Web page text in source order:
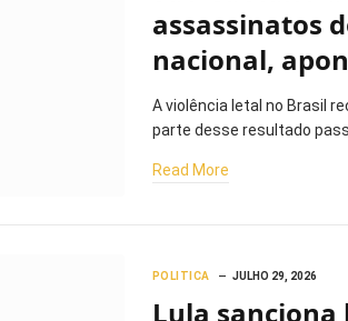
assassinatos
nacional,
A violência letal no Brasil
parte desse resultado
Read More
POLITICA JULHO 29, 2026
Lula sanciona